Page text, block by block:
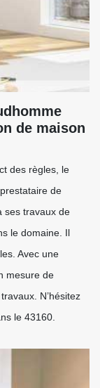
de maison
des règles, le
de
ses travaux de
le domaine. Il
Avec une
mesure de
N’hésitez
le 43160.